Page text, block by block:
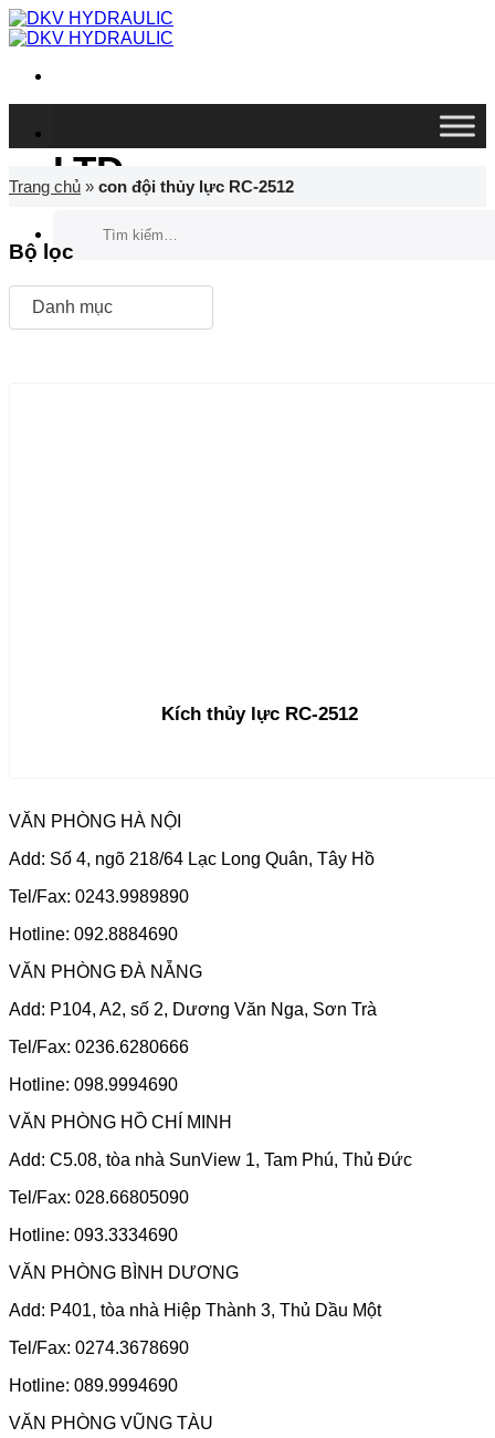
Chuyển
đến
dung
LTD
Trang chủ » con đội thủy lực RC-2512
Bộ lọc
Danh mục
Kích thủy lực RC-2512
VĂN PHÒNG HÀ NỘI
Add: Số 4, ngõ 218/64 Lạc Long Quân, Tây Hồ
Tel/Fax: 0243.9989890
Hotline: 092.8884690
VĂN PHÒNG ĐÀ NẴNG
Add: P104, A2, số 2, Dương Văn Nga, Sơn Trà
Tel/Fax: 0236.6280666
Hotline: 098.9994690
VĂN PHÒNG HỒ CHÍ MINH
Add: C5.08, tòa nhà SunView 1, Tam Phú, Thủ Đức
Tel/Fax: 028.66805090
Hotline: 093.3334690
VĂN PHÒNG BÌNH DƯƠNG
Add: P401, tòa nhà Hiệp Thành 3, Thủ Dầu Một
Tel/Fax: 0274.3678690
Hotline: 089.9994690
VĂN PHÒNG VŨNG TÀU